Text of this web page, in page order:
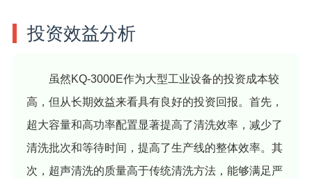
投资效益分析
虽然KQ-3000E作为大型工业设备的投资成本较
高，但从长期效益来看具有良好的投资回报。首先，
超大容量和高功率配置显著提高了清洗效率，减少了
清洗批次和等待时间，提高了生产线的整体效率。其
次，超声清洗的质量高于传统清洗方法，能够满足严